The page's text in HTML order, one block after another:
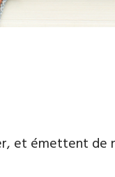
et émettent